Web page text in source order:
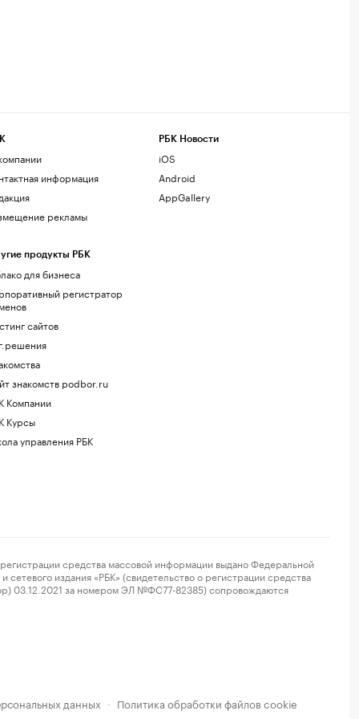
информация
рекламы
продукты РБК
для бизнеса
регистратор
сайтов
знакомств podbor.ru
Компании
Курсы
управления РБК
РБК Новости
iOS
Android
AppGallery
средства массовой информации выдано Федеральной
издания «РБК» (свидетельство о регистрации средства
03.12.2021 за номером ЭЛ №ФС77-82385) сопровождаются
данных · Политика обработки файлов cookie